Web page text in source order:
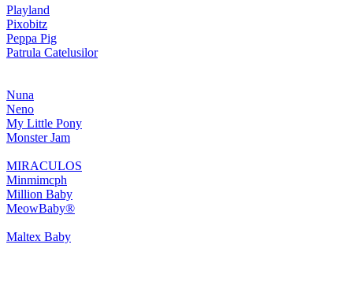
Playland
Pixobitz
Peppa Pig
Patrula Catelusilor
Nuna
Neno
My Little Pony
Monster Jam
MIRACULOS
Minmimcph
Million Baby
MeowBaby®
Maltex Baby